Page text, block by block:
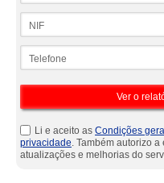
Li e aceito as Condições
privacidade. Também autorizo
atualizações e melhorias do